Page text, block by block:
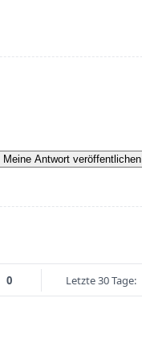
Meine Antwort veröffentlichen
0 Letzte 30 Tage: